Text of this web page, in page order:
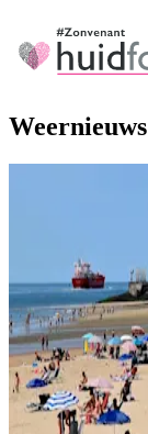
Weernieuws